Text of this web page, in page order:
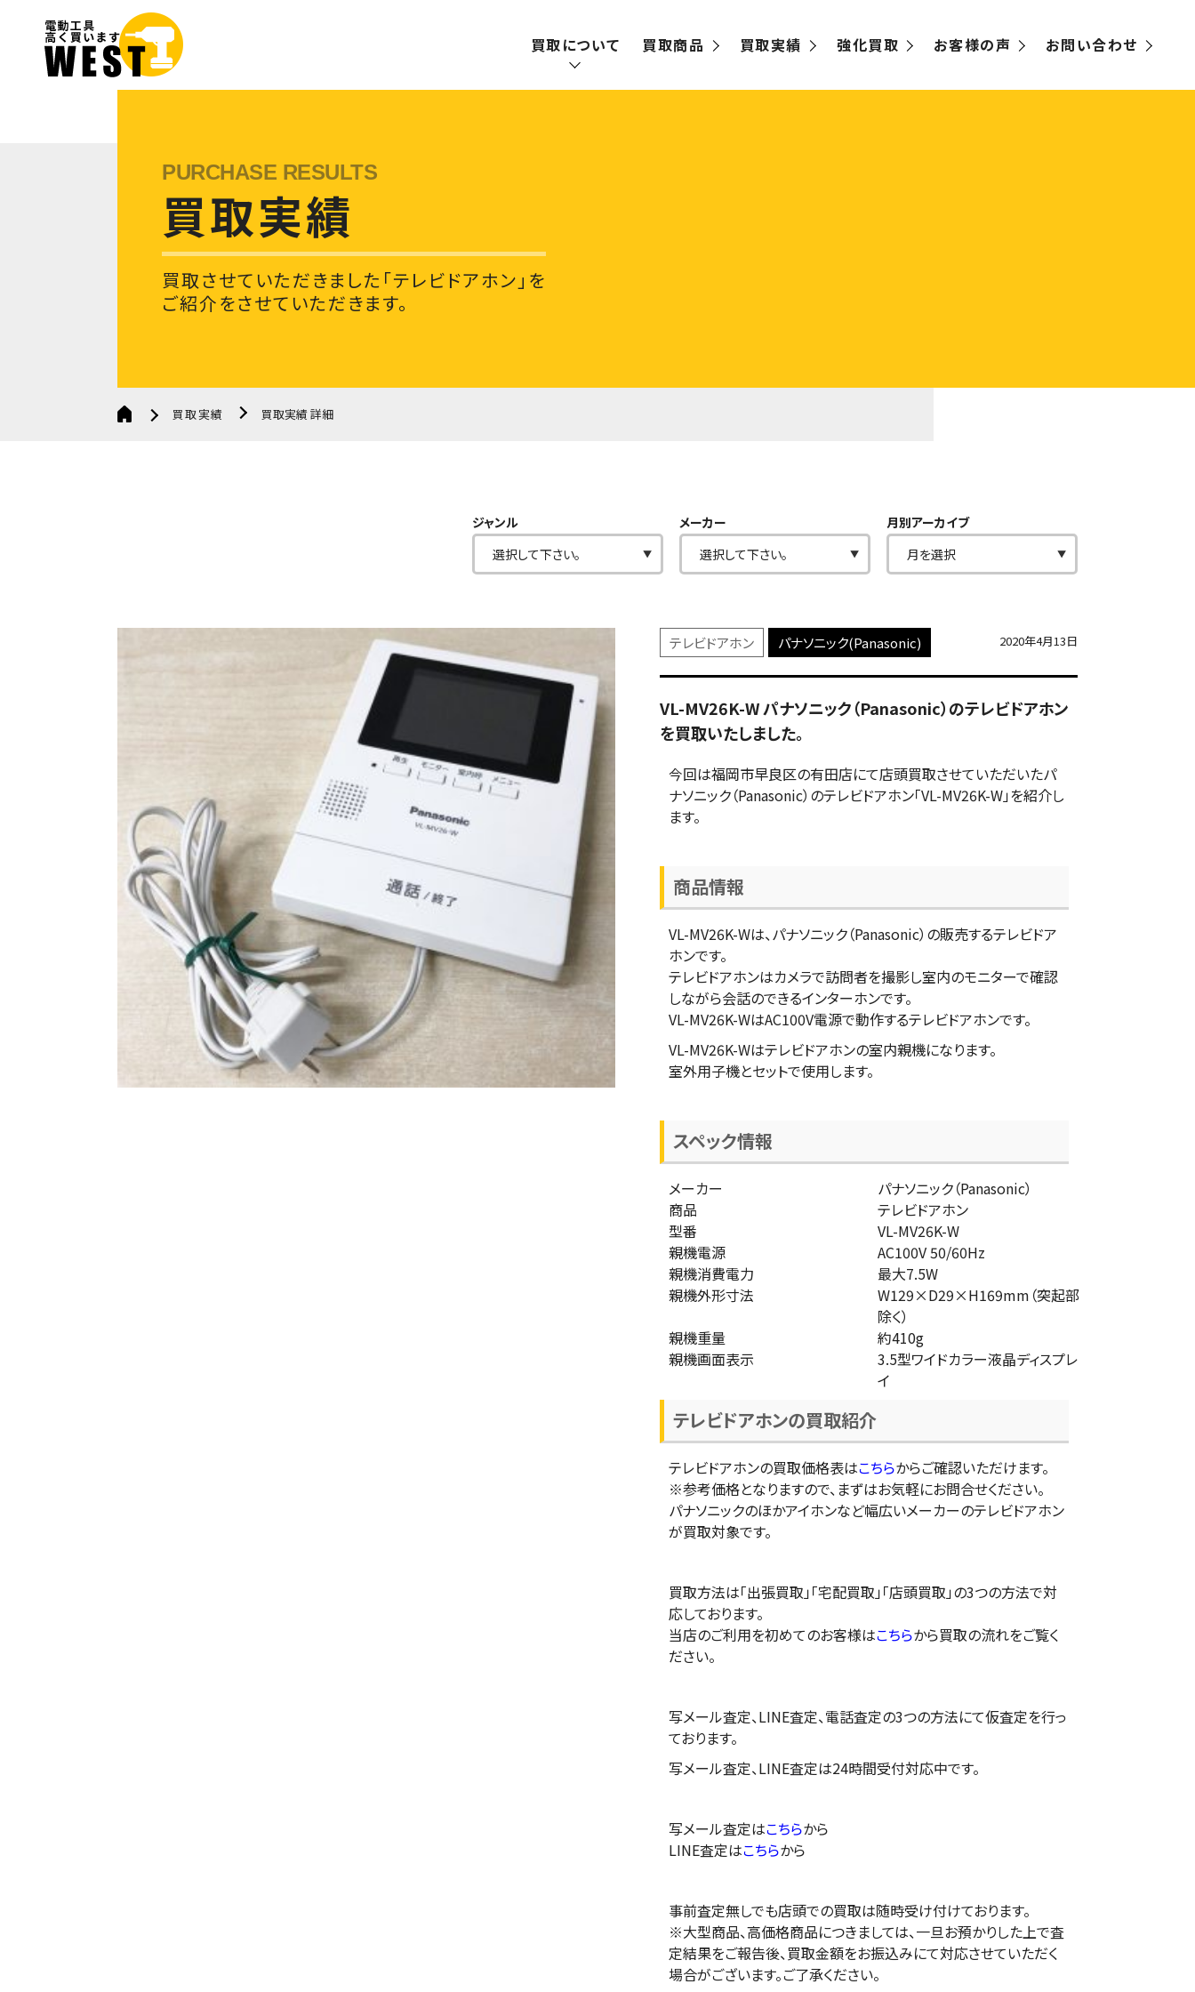
買取について 買取商品 買取実績 強化買取 お客様の声 お問い合わせ
買取実績
買取させていただきました「テレビドアホン」を
ご紹介をさせていただきます。
買取実績 買取実績 詳細
ジャンル メーカー 月別アーカイブ
テレビドアホン パナソニック(Panasonic) 2020年4月13日
VL-MV26K-W パナソニック（Panasonic）のテレビドアホン
を買取いたしました。
今回は福岡市早良区の有田店にて店頭買取させていただいたパ
ナソニック（Panasonic）のテレビドアホン「VL-MV26K-W」を紹介し
ます。
商品情報
VL-MV26K-Wは、パナソニック（Panasonic）の販売するテレビドア
ホンです。
テレビドアホンはカメラで訪問者を撮影し室内のモニターで確認
しながら会話のできるインターホンです。
VL-MV26K-WはAC100V電源で動作するテレビドアホンです。
VL-MV26K-Wはテレビドアホンの室内親機になります。
室外用子機とセットで使用します。
スペック情報
メーカー
パナソニック（Panasonic）
商品
テレビドアホン
型番
VL-MV26K-W
親機電源
AC100V 50/60Hz
親機消費電力
最大7.5W
親機外形寸法
W129×D29×H169mm（突起部
除く）
親機重量
約410g
親機画面表示
3.5型ワイドカラー液晶ディスプレ
イ
テレビドアホンの買取紹介
テレビドアホンの買取価格表はこちらからご確認いただけます。
※参考価格となりますので、まずはお気軽にお問合せください。
パナソニックのほかアイホンなど幅広いメーカーのテレビドアホン
が買取対象です。
買取方法は「出張買取」「宅配買取」「店頭買取」の3つの方法で対
応しております。
当店のご利用を初めてのお客様はこちらから買取の流れをご覧く
ださい。
写メール査定、LINE査定、電話査定の3つの方法にて仮査定を行っ
ております。
写メール査定、LINE査定は24時間受付対応中です。
写メール査定はこちらから
LINE査定はこちらから
事前査定無しでも店頭での買取は随時受け付けております。
※大型商品、高価格商品につきましては、一旦お預かりした上で査
定結果をご報告後、買取金額をお振込みにて対応させていただく
場合がございます。ご了承ください。